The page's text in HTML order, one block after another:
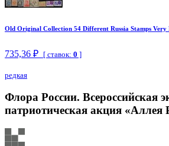
Old Original Collection 54 Different Russia Stamps Very
735,36 ₽ [ ставок: 0 ]
редкая
Флора России. Всероссийская
патриотическая акция «Аллея